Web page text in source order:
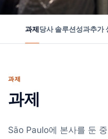
과제당사 솔루션성과추가
과제
과제
São Paulo에 본사를 둔